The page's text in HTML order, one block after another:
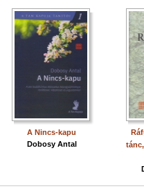
A Nincs-kapu
Dobosy Antal